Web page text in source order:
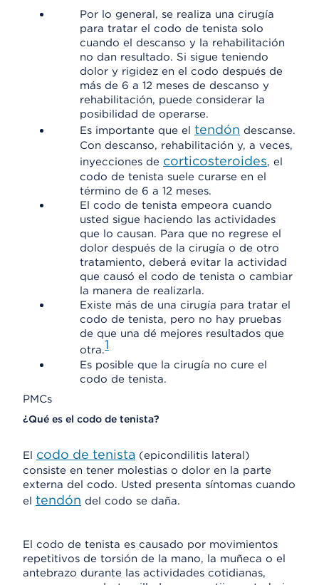
Por lo general, se realiza una cirugía
para tratar el codo de tenista solo
cuando el descanso y la rehabilitación
no dan resultado. Si sigue teniendo
dolor y rigidez en el codo después de
más de 6 a 12 meses de descanso y
rehabilitación, puede considerar la
posibilidad de operarse.
Es importante que el tendón descanse.
Con descanso, rehabilitación y, a veces,
inyecciones de corticosteroides, el
codo de tenista suele curarse en el
término de 6 a 12 meses.
El codo de tenista empeora cuando
usted sigue haciendo las actividades
que lo causan. Para que no regrese el
dolor después de la cirugía o de otro
tratamiento, deberá evitar la actividad
que causó el codo de tenista o cambiar
la manera de realizarla.
Existe más de una cirugía para tratar el
codo de tenista, pero no hay pruebas
de que una dé mejores resultados que
otra.1
Es posible que la cirugía no cure el
codo de tenista.
PMCs
¿Qué es el codo de tenista?
El codo de tenista (epicondilitis lateral)
consiste en tener molestias o dolor en la parte
externa del codo. Usted presenta síntomas cuando
el tendón del codo se daña.
El codo de tenista es causado por movimientos
repetitivos de torsión de la mano, la muñeca o el
antebrazo durante las actividades cotidianas,